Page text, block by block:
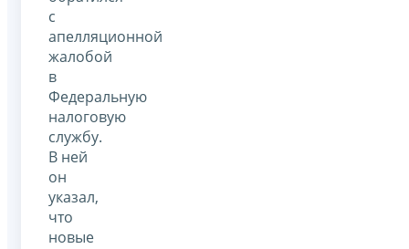
с
апелляционной
жалобой
в
Федеральную
налоговую
службу.
В ней
он
указал,
что
новые